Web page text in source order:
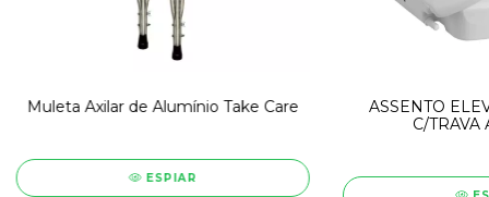
Muleta Axilar de Alumínio Take Care
ESPIAR
ASSENTO
C/TRAVA